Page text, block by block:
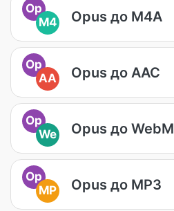
Op
M4
Opus до M4A
Op
AA
Opus до AAC
Op
We
Opus до WebM
Op
MP
Opus до MP3